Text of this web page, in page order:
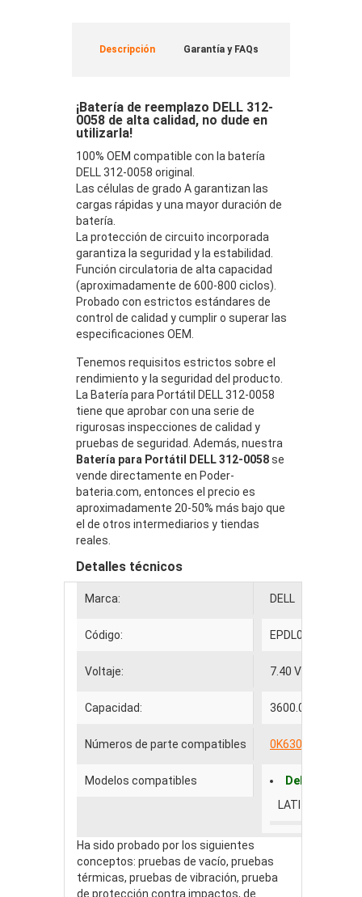
Descripción Garantía y FAQs
¡Batería de reemplazo DELL 312-
0058 de alta calidad, no dude en
utilizarla!
100% OEM compatible con la batería
DELL 312-0058 original.
Las células de grado A garantizan las
cargas rápidas y una mayor duración de
batería.
La protección de circuito incorporada
garantiza la seguridad y la estabilidad.
Función circulatoria de alta capacidad
(aproximadamente de 600-800 ciclos).
Probado con estrictos estándares de
control de calidad y cumplir o superar las
especificaciones OEM.
Tenemos requisitos estrictos sobre el
rendimiento y la seguridad del producto.
La Batería para Portátil DELL 312-0058
tiene que aprobar con una serie de
rigurosas inspecciones de calidad y
pruebas de seguridad. Además, nuestra
Batería para Portátil DELL 312-0058se
vende directamente en Poder-
bateria.com, entonces el precio es
aproximadamente 20-50% más bajo que
el de otros intermediarios y tiendas
reales.
Detalles técnicos
Marca: DELL
Código: EPDL011
Voltaje: 7.40 V
Capacidad: 3600.00mAh
Números de parte compatibles 0K630
Modelos compatibles
Dell
LATITUDE X200
Ha sido probado por los siguientes
conceptos: pruebas de vacío, pruebas
térmicas, pruebas de vibración, prueba
de protección contra impactos, de